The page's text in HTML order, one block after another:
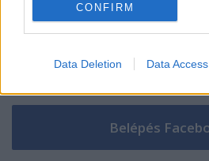
CONFIRM
Data Deletion Data Access